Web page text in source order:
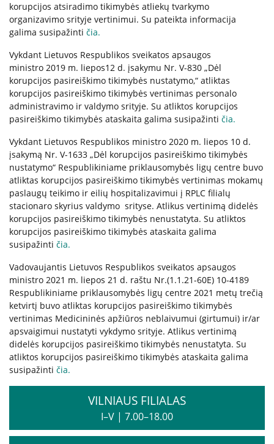
Apie paslaugas
Renginiai
Įvykiai
Apie mus
Struktūra
Misija, vertybės, vizija
Vadovė
Valdymas
Komisijos ir darbo grupės
Vadovybės darbotvarkė
Administracinė informacija
Darbo užmokestis
Paskatinimai ir apdovanojimai
Viešieji pirkimai
korupcijos atsiradimo tikimybės atliekų tvarkymo
organizavimo srityje vertinimui. Su pateikta informacija
galima susipažinti čia.
Vykdant Lietuvos Respublikos sveikatos apsaugos
ministro 2019 m. liepos12 d. įsakymu Nr. V-830 „Dėl
korupcijos pasireiškimo tikimybės nustatymo,“ atliktas
korupcijos pasireiškimo tikimybės vertinimas personalo
administravimo ir valdymo srityje. Su atliktos korupcijos
pasireiškimo tikimybės ataskaita galima susipažinti čia.
Vykdant Lietuvos Respublikos ministro 2020 m. liepos 10 d.
įsakymą Nr. V-1633 „Dėl korupcijos pasireiškimo tikimybės
nustatymo“ Respublikiniame priklausomybės ligų centre buvo
atliktas korupcijos pasireiškimo tikimybės vertinimas mokamų
paslaugų teikimo ir eilių hospitalizavimui į RPLC filialų
stacionaro skyrius valdymo srityse. Atlikus vertinimą didelės
korupcijos pasireiškimo tikimybės nenustatyta. Su atliktos
korupcijos pasireiškimo tikimybės ataskaita galima
susipažinti čia.
Vadovaujantis Lietuvos Respublikos sveikatos apsaugos
ministro 2021 m. liepos 21 d. raštu Nr.(1.1.21-60E) 10-4189
Respublikiniame priklausomybės ligų centre 2021 metų trečią
ketvirtį buvo atliktas korupcijos pasireiškimo tikimybės
vertinimas Medicininės apžiūros neblaivumui (girtumui) ir/ar
apsvaigimui nustatyti vykdymo srityje. Atlikus vertinimą
didelės korupcijos pasireiškimo tikimybės nenustatyta. Su
atliktos korupcijos pasireiškimo tikimybės ataskaita galima
susipažinti čia.
VILNIAUS FILIALAS
I–V | 7.00–18.00